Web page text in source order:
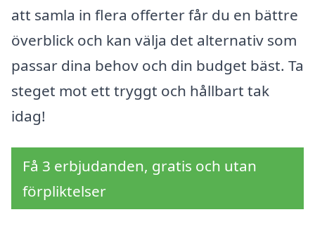
att samla in flera offerter får du en bättre
överblick och kan välja det alternativ som
passar dina behov och din budget bäst. Ta
steget mot ett tryggt och hållbart tak
idag!
Få 3 erbjudanden, gratis och utan
förpliktelser